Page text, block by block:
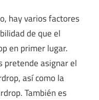
hay varios factores
de que el
en primer lugar.
pretende asignar el
así como la
También es